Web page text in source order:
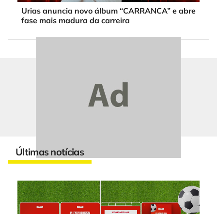
Urias anuncia novo álbum “CARRANCA” e abre
fase mais madura da carreira
Últimas notícias